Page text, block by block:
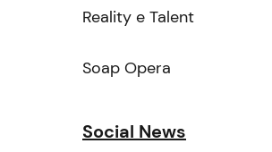
Reality e Talent
Soap Opera
Social News